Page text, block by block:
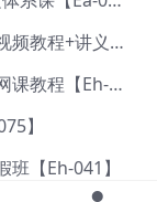
希望学2024闫舒月小学一年级英语视频教程+讲义【Cc-004】
2025高考刘勖雯高三政治三轮复习网课教程【Eh-061】
】
【Eh-041】